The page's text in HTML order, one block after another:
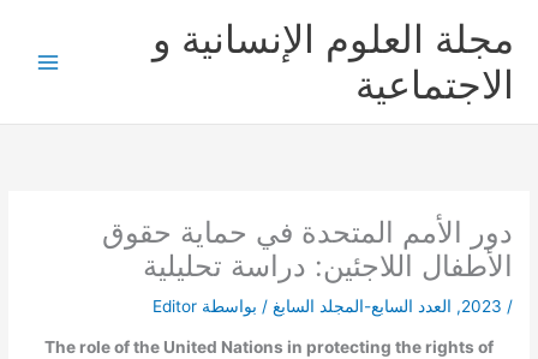
المحتوى
مجلة العلوم الإنسانية و
الاجتماعية
دور الأمم المتحدة في حماية حقوق
الأطفال اللاجئين: دراسة تحليلية
/
2023
, العدد السابع-المجلد السابغ / بواسطة Editor
The role of the United Nations in protecting the rights of